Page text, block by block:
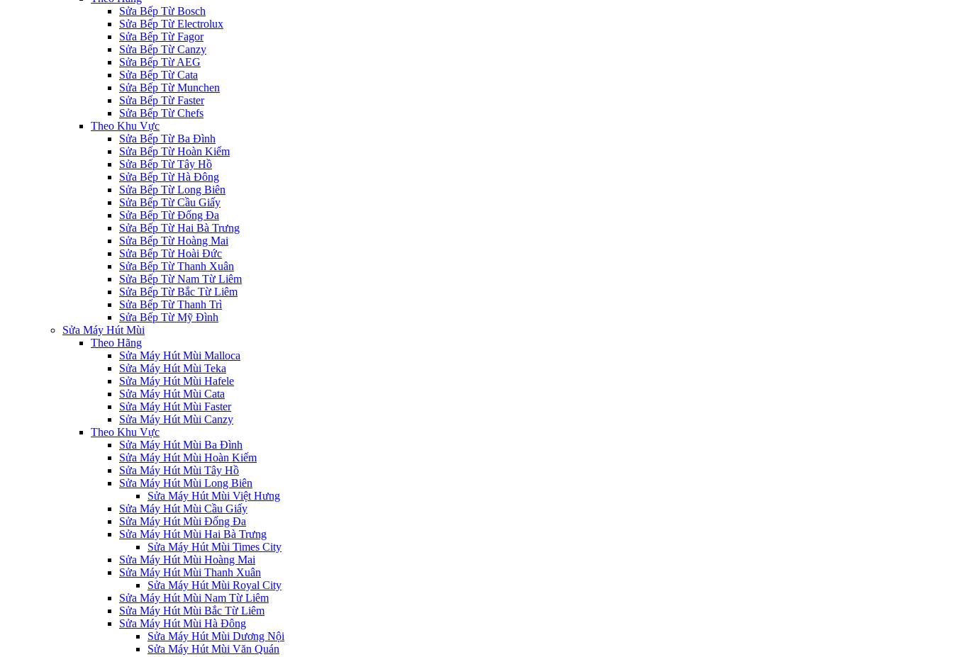
Sửa Bếp Từ Bosch
Sửa Bếp Từ Electrolux
Sửa Bếp Từ Fagor
Sửa Bếp Từ Canzy
Sửa Bếp Từ AEG
Sửa Bếp Từ Cata
Sửa Bếp Từ Munchen
Sửa Bếp Từ Faster
Sửa Bếp Từ Chefs
Theo Khu Vực
Sửa Bếp Từ Ba Đình
Sửa Bếp Từ Hoàn Kiếm
Sửa Bếp Từ Tây Hồ
Sửa Bếp Từ Hà Đông
Sửa Bếp Từ Long Biên
Sửa Bếp Từ Cầu Giấy
Sửa Bếp Từ Đống Đa
Sửa Bếp Từ Hai Bà Trưng
Sửa Bếp Từ Hoàng Mai
Sửa Bếp Từ Hoài Đức
Sửa Bếp Từ Thanh Xuân
Sửa Bếp Từ Nam Từ Liêm
Sửa Bếp Từ Bắc Từ Liêm
Sửa Bếp Từ Thanh Trì
Sửa Bếp Từ Mỹ Đình
Sửa Máy Hút Mùi
Theo Hãng
Sửa Máy Hút Mùi Malloca
Sửa Máy Hút Mùi Teka
Sửa Máy Hút Mùi Hafele
Sửa Máy Hút Mùi Cata
Sửa Máy Hút Mùi Faster
Sửa Máy Hút Mùi Canzy
Theo Khu Vực
Sửa Máy Hút Mùi Ba Đình
Sửa Máy Hút Mùi Hoàn Kiếm
Sửa Máy Hút Mùi Tây Hồ
Sửa Máy Hút Mùi Long Biên
Sửa Máy Hút Mùi Việt Hưng
Sửa Máy Hút Mùi Cầu Giấy
Sửa Máy Hút Mùi Đống Đa
Sửa Máy Hút Mùi Hai Bà Trưng
Sửa Máy Hút Mùi Times City
Sửa Máy Hút Mùi Hoàng Mai
Sửa Máy Hút Mùi Thanh Xuân
Sửa Máy Hút Mùi Royal City
Sửa Máy Hút Mùi Nam Từ Liêm
Sửa Máy Hút Mùi Bắc Từ Liêm
Sửa Máy Hút Mùi Hà Đông
Sửa Máy Hút Mùi Dương Nội
Sửa Máy Hút Mùi Văn Quán